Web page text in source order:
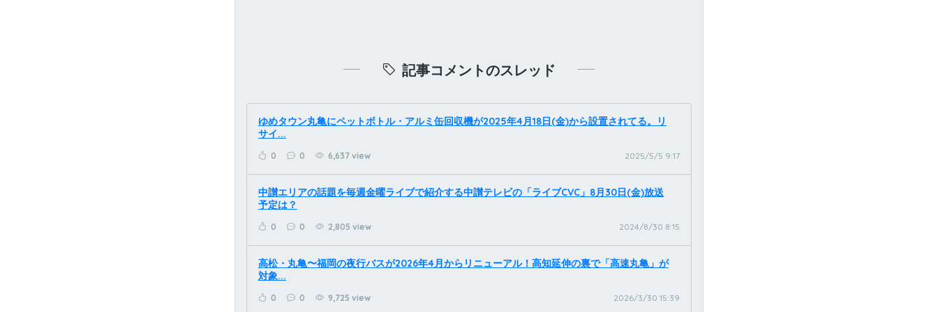
記事コメントのスレッド
ゆめタウン丸亀にペットボトル・アルミ缶回収機が2025年4月18日(金)から設置されてる。リ
サイ...
0 0 6,637 view 2025/5/5 9:17
中讃エリアの話題を毎週金曜ライブで紹介する中讃テレビの「ライブCVC」8月30日(金)放送
予定は？
0 0 2,805 view 2024/8/30 8:15
高松・丸亀〜福岡の夜行バスが2026年4月からリニューアル！高知延伸の裏で「高速丸亀」が
対象...
0 0 9,725 view 2026/3/30 15:39